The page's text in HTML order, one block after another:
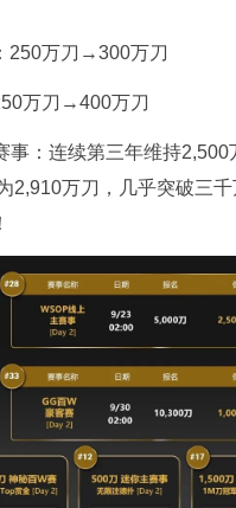
250万刀→300万刀
万刀→400万刀
事：连续第三年维持2,500
2,910万刀，几乎突破三千